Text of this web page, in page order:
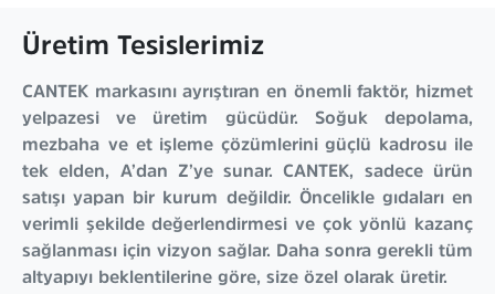
Üretim Tesislerimiz
CANTEK markasını ayrıştıran en önemli faktör, hizmet
yelpazesi ve üretim gücüdür. Soğuk depolama,
mezbaha ve et işleme çözümlerini güçlü kadrosu ile
tek elden, A’dan Z’ye sunar. CANTEK, sadece ürün
satışı yapan bir kurum değildir. Öncelikle gıdaları en
verimli şekilde değerlendirmesi ve çok yönlü kazanç
sağlanması için vizyon sağlar. Daha sonra gerekli tüm
altyapıyı beklentilerine göre, size özel olarak üretir.